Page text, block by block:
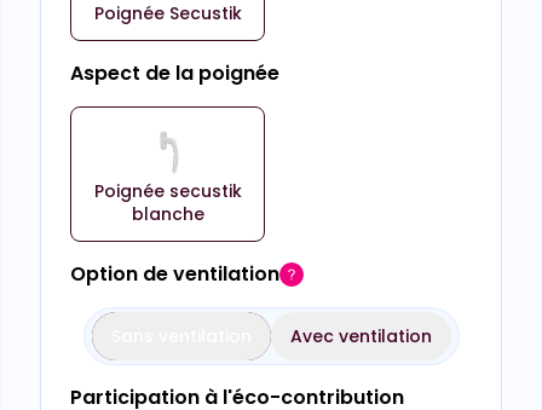
Poignée Secustik
Aspect de la poignée
Poignée secustik
blanche
Option de ventilation
Avec ventilation
Participation à l'éco-contribution